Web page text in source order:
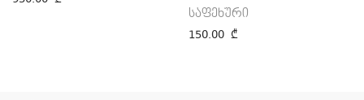
საფეხური
150.00 ₾